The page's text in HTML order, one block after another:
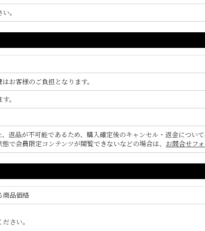
。
お客様のご負担となります。
。
返品が不可能であるため、購入確定後のキャンセル・返金について
で会員限定コンテンツが閲覧できないなどの場合は、 お問合せフ
商品価格
さい。